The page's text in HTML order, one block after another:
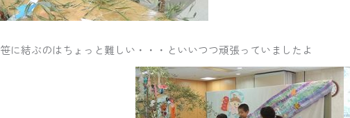
笹に結ぶのはちょっと難しい・・・といいつつ頑張っていましたよ